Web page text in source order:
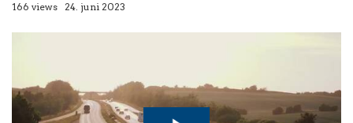
166 views 24. juni 2023